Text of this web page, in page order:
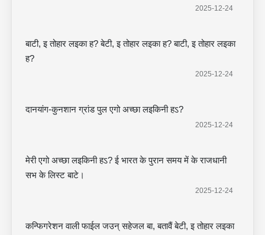
2025-12-24
बाटी, इ तोहार लइका ह? बेटी, इ तोहार लइका ह? बाटी, इ तोहार लइका
ह?
2025-12-24
दानयांग-कुनशान ग्रांड पुल एगो अच्छा लइकिनी हऽ?
2025-12-24
मेरी एगो अच्छा लइकिनी हऽ? ई भारत के पुरान समय में के राजधानी
सभ के लिस्ट बाटे।
2025-12-24
कन्फिगरेशन वाली फाईल जउन् सहेजल बा, बतावैं बेटी, इ तोहार लइका